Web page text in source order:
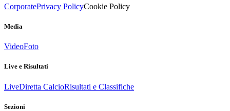
CorporatePrivacy PolicyCookie Policy
Media
VideoFoto
Live e Risultati
LiveDiretta CalcioRisultati e Classifiche
Sezioni